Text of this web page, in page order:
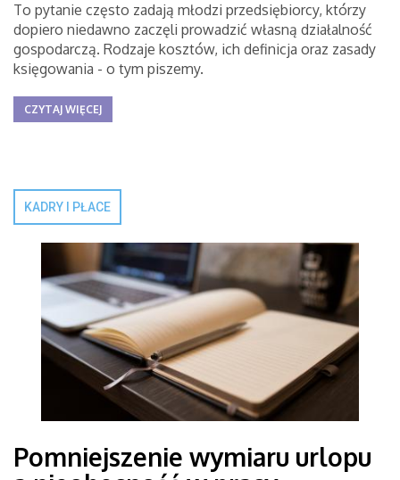
To pytanie często zadają młodzi przedsiębiorcy, którzy
dopiero niedawno zaczęli prowadzić własną działalność
gospodarczą. Rodzaje kosztów, ich definicja oraz zasady
księgowania - o tym piszemy.
CZYTAJ WIĘCEJ
KADRY I PŁACE
Pomniejszenie wymiaru urlopu